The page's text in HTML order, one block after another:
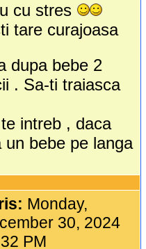
cu stres
tare curajoasa
dupa bebe 2
. Sa-ti traiasca
intreb , daca
bebe pe langa
Monday,
30, 2024
PM